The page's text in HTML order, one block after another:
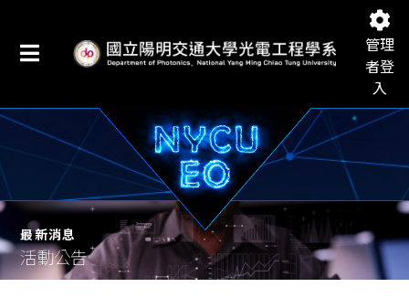
管理
者登
入
國立陽明交通大學光電工程學系
最新消息
活動公告